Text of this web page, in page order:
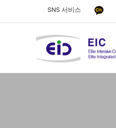
SNS 서비스